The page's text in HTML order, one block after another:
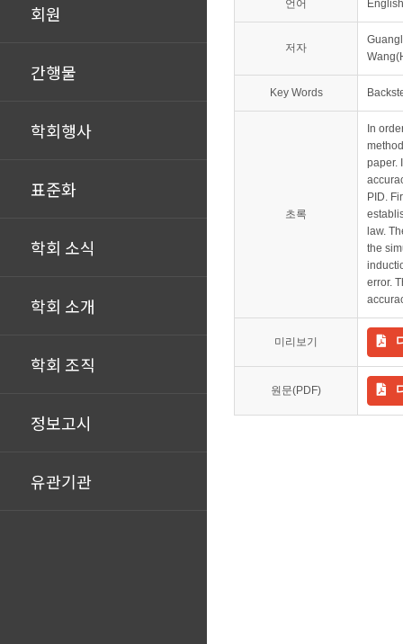
회원
간행물
학회행사
표준화
학회 소식
학회 소개
학회 조직
정보고시
유관기관
언어 English
저자
Key Words
초록
In
paper.
PID.
law.
the
error.
미리보기
원문(PDF)